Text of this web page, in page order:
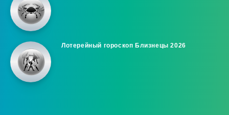
Лотерейный гороскоп Близнецы 2026